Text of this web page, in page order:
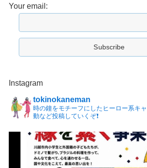
Your email:
Instagram
tokinokaneman
時の鐘をモチーフにしたヒーロー系キャ
動など投稿していくぞ❗️